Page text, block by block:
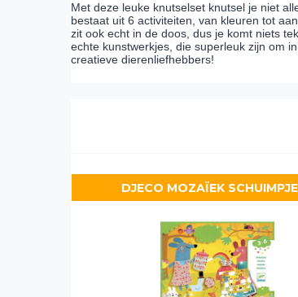
Met deze leuke knutselset knutsel je niet
bestaat uit 6 activiteiten, van kleuren tot
zit ook echt in de doos, dus je komt niets
echte kunstwerkjes, die superleuk zijn om
creatieve dierenliefhebbers!
DJECO MOZAÏEK